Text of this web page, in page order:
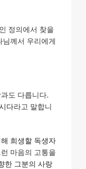
정의에서 찾을
님께서 우리에게
도 다릅니다.
다라고 말합니
희생할 독생자
마음의 고통을
한 그분의 사랑